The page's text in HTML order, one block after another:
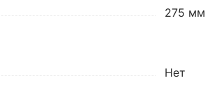
275 мм
Нет